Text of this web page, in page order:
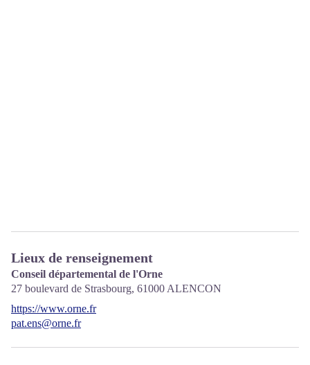
Lieux de renseignement
Conseil départemental de l'Orne
27 boulevard de Strasbourg, 61000 ALENCON
https://www.orne.fr
pat.ens@orne.fr